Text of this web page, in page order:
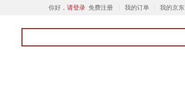
你好， 请登录 免费注册 我的订单 我的京东